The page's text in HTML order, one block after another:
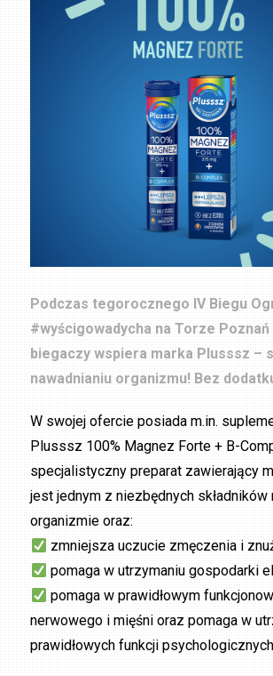
Podczas tegorocznego IV Biegu
#wyścigowadycha na Torze
biegaczy wspiera marka Plusssz –
nawadnianiu organizmu! Bez
W swojej ofercie posiada m.in.
Plusssz 100% Magnez Forte + B-
specjalistyczny preparat zawierający
jest jednym z niezbędnych składników
organizmie oraz:
zmniejsza uczucie zmęczenia i
pomaga w utrzymaniu gospodarki
pomaga w prawidłowym
nerwowego i mięśni oraz pomaga w
prawidłowych funkcji psychologicznych